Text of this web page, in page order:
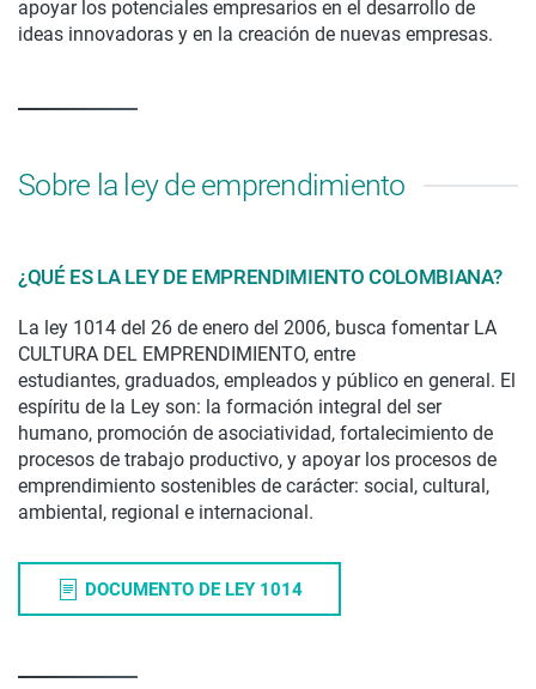
apoyar los potenciales empresarios en el desarrollo de
ideas innovadoras y en la creación de nuevas empresas.
Sobre la ley de emprendimiento
¿QUÉ ES LA LEY DE EMPRENDIMIENTO COLOMBIANA?
La ley 1014 del 26 de enero del 2006, busca fomentar LA
CULTURA DEL EMPRENDIMIENTO, entre
estudiantes, graduados, empleados y público en general. El
espíritu de la Ley son: la formación integral del ser
humano, promoción de asociatividad, fortalecimiento de
procesos de trabajo productivo, y apoyar los procesos de
emprendimiento sostenibles de carácter: social, cultural,
ambiental, regional e internacional.
DOCUMENTO DE LEY 1014